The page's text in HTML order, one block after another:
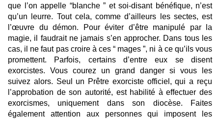
que l’on appelle “blanche ” et soi-disant bénéfique, n’est
qu’un leurre. Tout cela, comme d’ailleurs les sectes, est
l’œuvre du démon. Pour éviter d’être manipulé par la
magie, il faudrait ne jamais s’en approcher. Dans tous les
cas, il ne faut pas croire à ces “ mages ”, ni à ce qu’ils vous
promettent. Parfois, certains d’entre eux se disent
exorcistes. Vous courez un grand danger si vous les
suivez alors. Seul un Prêtre exorciste officiel, qui a reçu
l’approbation de son autorité, est habilité à effectuer des
exorcismes, uniquement dans son diocèse. Faites
également attention aux personnes qui imposent les